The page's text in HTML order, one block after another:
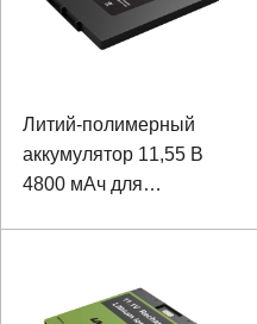
Литий-полимерный
аккумулятор 11,55 В
4800 мАч для